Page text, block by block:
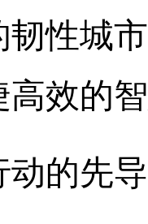
韧性城
高效的
动的先